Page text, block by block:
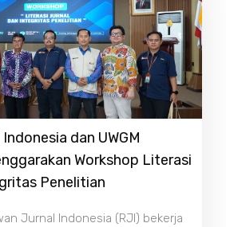
dan UWGM
Workshop Literasi
Penelitian
Jurnal Indonesia (RJI) bekerja